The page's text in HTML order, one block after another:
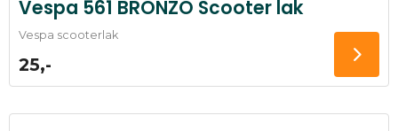
Vespa 561 BRONZO Scooter lak
Vespa scooterlak
25,-